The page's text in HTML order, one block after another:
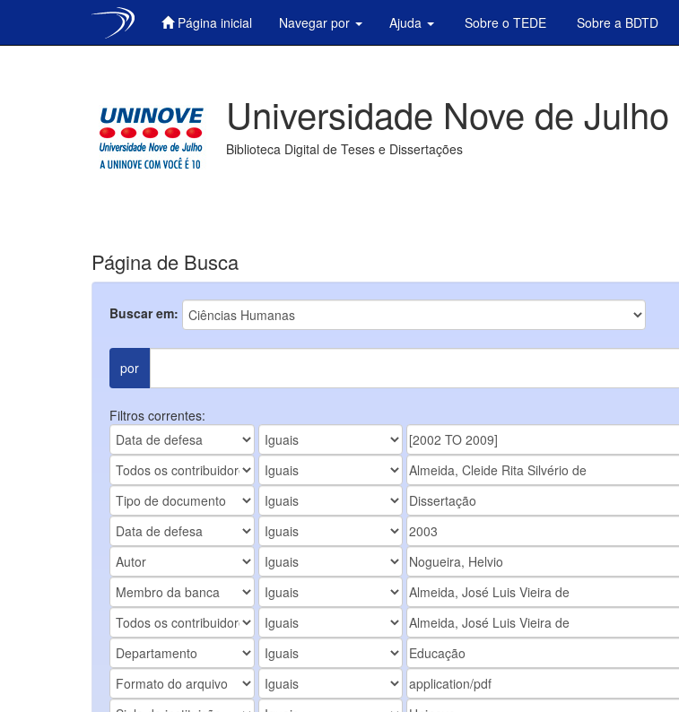
Página inicial Navegar por Ajuda Sobre o TEDE Sobre a BDTD
Universidade Nove de Julho
Biblioteca Digital de Teses e Dissertações
Página de Busca
Buscar em:
por
Filtros correntes: